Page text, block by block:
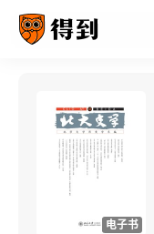
电子书